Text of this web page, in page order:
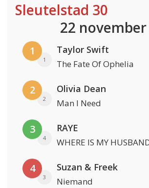
Sleutelstad 30
22 november
1
1
Taylor Swift
The Fate Of Ophelia
2
2
Olivia Dean
Man I Need
3
4
RAYE
WHERE IS MY
4
3
Suzan & Freek
Niemand